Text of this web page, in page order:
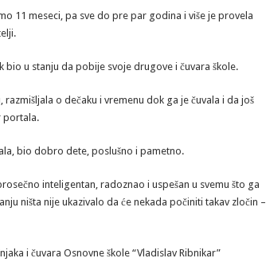
11 meseci, pa sve do pre par godina i više je provela
bio u stanju da pobije svoje drugove i čuvara škole.
razmišljala o dečaku i vremenu dok ga je čuvala i da još
portala.
bio dobro dete, poslušno i pametno.
inteligentan, radoznao i uspešan u svemu što ga
ništa nije ukazivalo da će nekada počiniti takav zločin –
i čuvara Osnovne škole “Vladislav Ribnikar”